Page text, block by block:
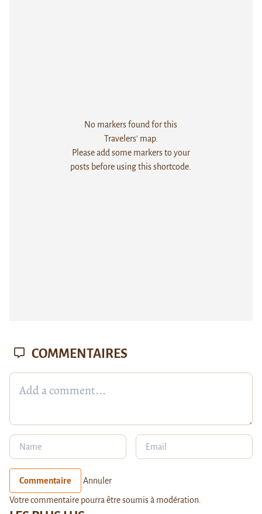
No markers found for this
Travelers' map.
Please add some markers to your
posts before using this shortcode.
COMMENTAIRES
Commentaire Annuler
Votre commentaire pourra être soumis à modération.